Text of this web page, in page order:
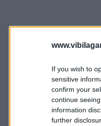
If you wish to
sensitive
confirm your
continue
information
further